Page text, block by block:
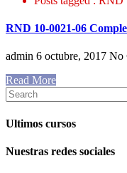
RND 10-0021-06
admin 6 octubre, 2017 No
Read More
Ultimos cursos
Nuestras redes sociales